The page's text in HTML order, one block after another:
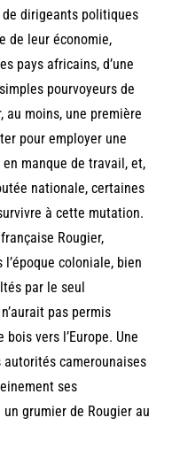
de dirigeants politiques
de leur économie,
pays africains, d’une
pourvoyeurs de
au moins, une première
pour employer une
manque de travail, et,
nationale, certaines
à cette mutation.
Rougier,
coloniale, bien
par le seul
pas permis
vers l’Europe. Une
camerounaises
ses
grumier de Rougier au